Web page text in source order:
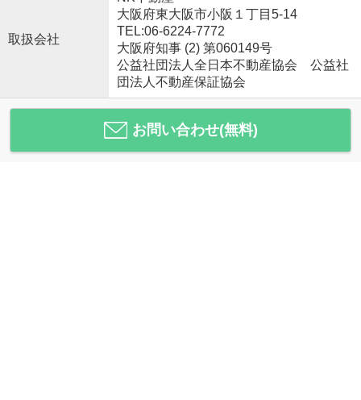
取扱会社
大阪府東大阪市小阪１丁目5-14
TEL:06-6224-7772
大阪府知事 (2) 第060149号
公益社団法人全日本不動産協会 公益社
団法人不動産保証協会
お問い合わせ(無料)